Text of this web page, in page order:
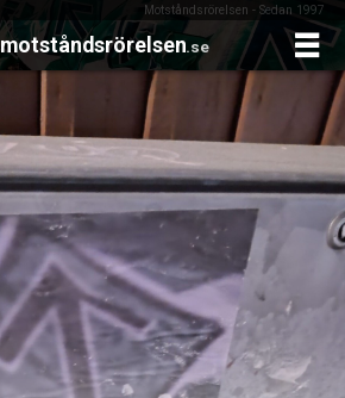
Motståndsrörelsen - Sedan 1997
motståndsrörelsen.se
content